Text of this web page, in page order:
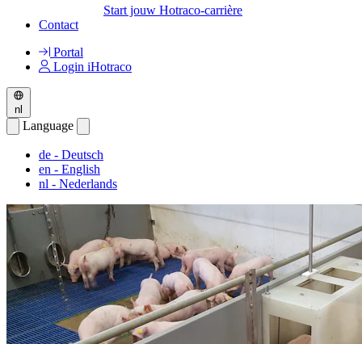
Start jouw Hotraco-carrière
Contact
Portal
Login iHotraco
nl
Language
de - Deutsch
en - English
nl - Nederlands